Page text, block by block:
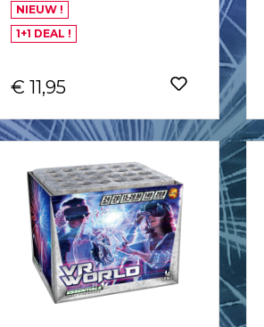
NIEUW !
1+1 DEAL !
€ 11,95